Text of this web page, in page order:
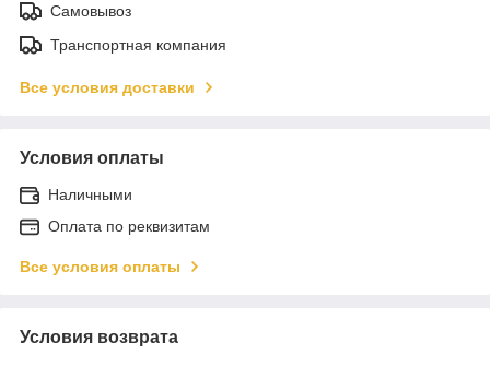
Самовывоз
Транспортная компания
Все условия доставки
Условия оплаты
Наличными
Оплата по реквизитам
Все условия оплаты
Условия возврата